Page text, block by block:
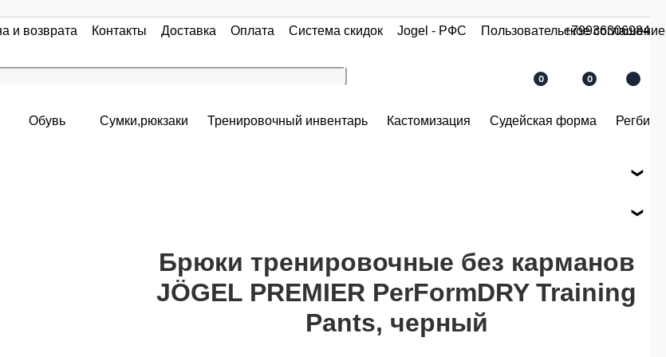
и возврата Контакты Доставка Оплата Система скидок Jogel - РФС Пользовательское соглашение
+79936306984
0 0
Обувь Сумки,рюкзаки Тренировочный инвентарь Кастомизация Судейская форма
Регби
вашего заказа, общая сумма заказа считается по розничной цене
Брюки тренировочные без карманов
JÖGEL PREMIER PerFormDRY Training
Pants, черный